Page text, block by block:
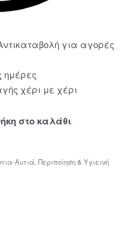
για αγορές
ημέρες
χέρι με χέρι
στο καλάθι
Αυτιά Περιποίηση & Υγιεινή